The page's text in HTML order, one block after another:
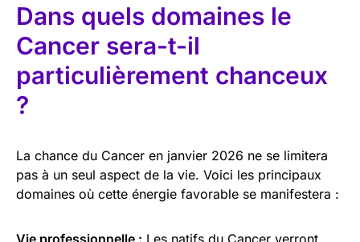
Dans quels domaines le
Cancer sera-t-il
particulièrement chanceux
?
La chance du Cancer en janvier 2026 ne se limitera
pas à un seul aspect de la vie. Voici les principaux
domaines où cette énergie favorable se manifestera :
Vie professionnelle : Les natifs du Cancer verront